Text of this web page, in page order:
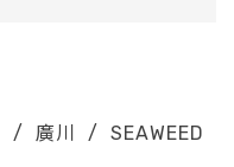
/ 廣川 / SEAWEED